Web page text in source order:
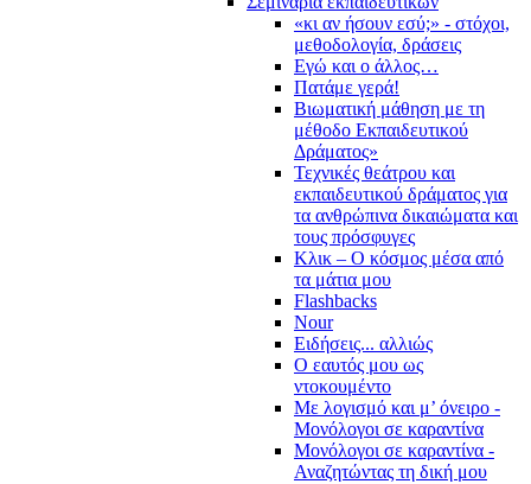
«κι αν ήσουν εσύ;» - στόχοι,
μεθοδολογία, δράσεις
Εγώ και ο άλλος…
Πατάμε γερά!
Βιωματική μάθηση με τη
μέθοδο Εκπαιδευτικού
Δράματος»
Τεχνικές θεάτρου και
εκπαιδευτικού δράματος για
τα ανθρώπινα δικαιώματα και
τους πρόσφυγες
Κλικ – Ο κόσμος μέσα από
τα μάτια μου
Flashbacks
Nour
Ειδήσεις... αλλιώς
Ο εαυτός μου ως
ντοκουμέντο
Με λογισμό και μ’ όνειρο -
Μονόλογοι σε καραντίνα
Μονόλογοι σε καραντίνα -
Αναζητώντας τη δική μου